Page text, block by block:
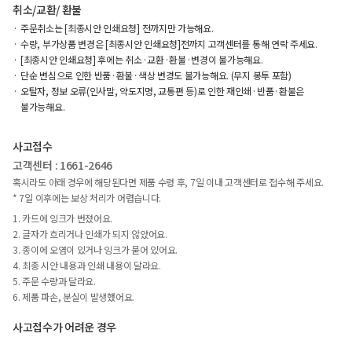
취소/교환/ 환불
주문취소는 [최종시안 인쇄요청] 전까지만 가능해요.
수량, 부가상품 변경은 [최종시안 인쇄요청]전까지 고객센터를 통해 연락 주세요.
[최종시안 인쇄요청] 후에는 취소·교환·환불·변경이 불가능해요.
단순 변심으로 인한 반품·환불·색상 변경도 불가능해요. (무지 봉투 포함)
오탈자, 정보 오류(인사말, 약도지명, 교통편 등)로 인한 재인쇄·반품·환불은
불가능해요.
사고접수
고객센터 : 1661-2646
혹시라도 아래 경우에 해당된다면 제품 수령 후, 7일 이내 고객센터로 접수해 주세요.
* 7일 이후에는 보상 처리가 어렵습니다.
1. 카드에 잉크가 번졌어요.
2. 글자가 흐리거나 인쇄가 되지 않았어요.
3. 종이에 오염이 있거나 잉크가 묻어 있어요.
4. 최종 시안 내용과 인쇄 내용이 달라요.
5. 주문 수량과 달라요.
6. 제품 파손, 분실이 발생했어요.
사고접수가 어려운 경우